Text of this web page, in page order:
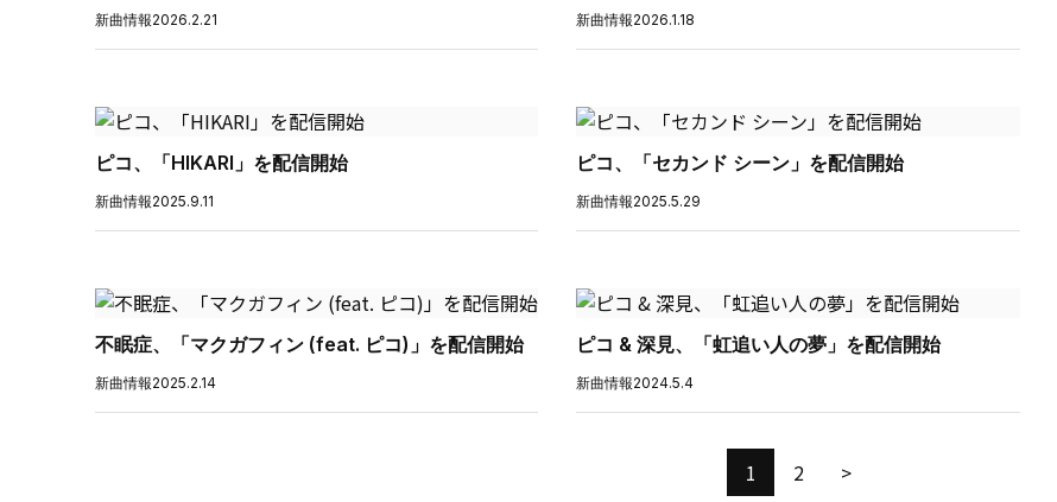
新曲情報2026.2.21 新曲情報2026.1.18
ピコ、「HIKARI」を配信開始
新曲情報2025.9.11
ピコ、「セカンド シーン」を配信開始
新曲情報2025.5.29
不眠症、「マクガフィン (feat. ピコ)」を配信開始
新曲情報2025.2.14
ピコ & 深見、「虹追い人の夢」を配信開始
新曲情報2024.5.4
1 2 >